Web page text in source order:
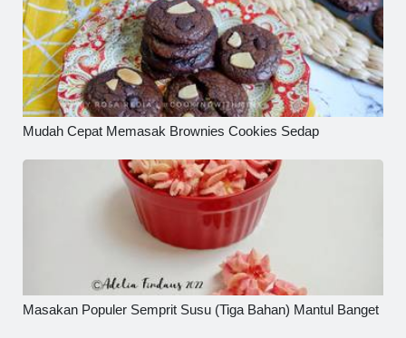
Mudah Cepat Memasak Brownies Cookies Sedap
Masakan Populer Semprit Susu (Tiga Bahan) Mantul Banget